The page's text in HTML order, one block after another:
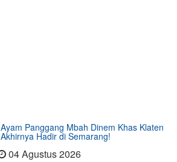
Ayam Panggang Mbah Dinem Khas Klaten
Akhirnya Hadir di Semarang!
04 Agustus 2026